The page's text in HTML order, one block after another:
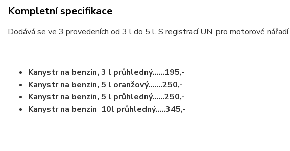
Kompletní specifikace
Dodává se ve 3 provedeních od 3 l do 5 l. S registrací UN, pro motorové nářadí.
Kanystr na benzin, 3 l průhledný......195,-
Kanystr na benzin, 5 l oranžový.......250,-
Kanystr na benzin, 5 l průhledný......250,-
Kanystr na benzín 10l průhledný.....345,-